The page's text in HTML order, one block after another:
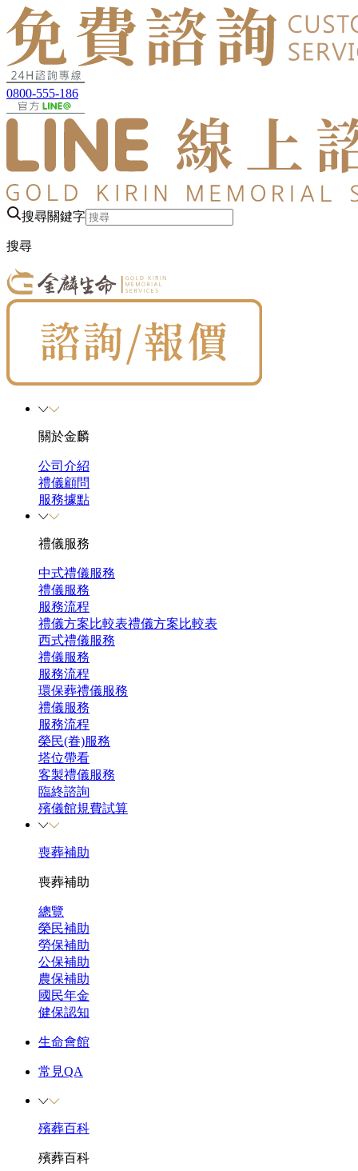
0800-555-186
搜尋關鍵字
搜尋
關於金麟
公司介紹
禮儀顧問
服務據點
禮儀服務
中式禮儀服務
禮儀服務
服務流程
禮儀方案比較表禮儀方案比較表
西式禮儀服務
禮儀服務
服務流程
環保葬禮儀服務
禮儀服務
服務流程
榮民(眷)服務
塔位帶看
客製禮儀服務
臨終諮詢
殯儀館規費試算
喪葬補助
喪葬補助
總覽
榮民補助
勞保補助
公保補助
農保補助
國民年金
健保認知
生命會館
常見QA
殯葬百科
殯葬百科